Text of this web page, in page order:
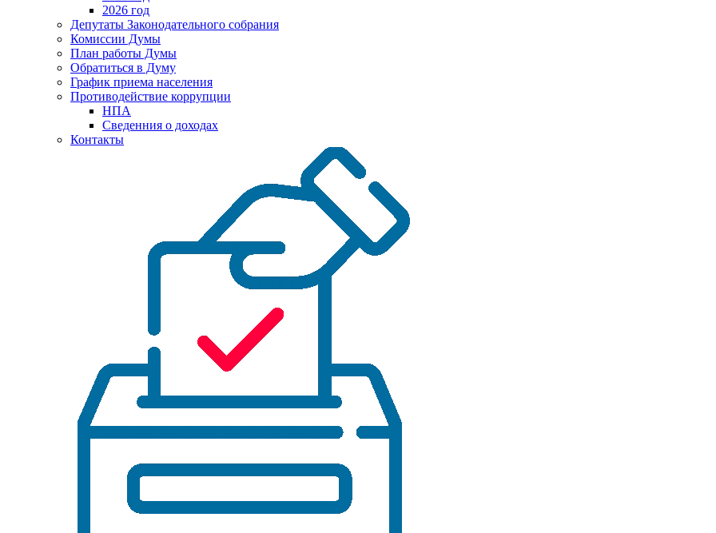
2026 год
Депутаты Законодательного собрания
Комиссии Думы
План работы Думы
Обратиться в Думу
График приема населения
Противодействие коррупции
НПА
Сведенния о доходах
Контакты